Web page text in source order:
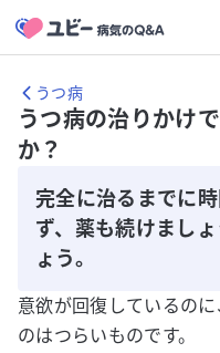
うつ病
うつ病の治りかけ
か？
完全に治るまでに
ず、薬も続けまし
ょう。
意欲が回復しているの
のはつらいものです。